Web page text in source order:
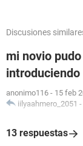
Discusiones
mi novio
introduciendo
anonimo116 - 15 feb
iilyaahmero_2051 -
13 respuestas